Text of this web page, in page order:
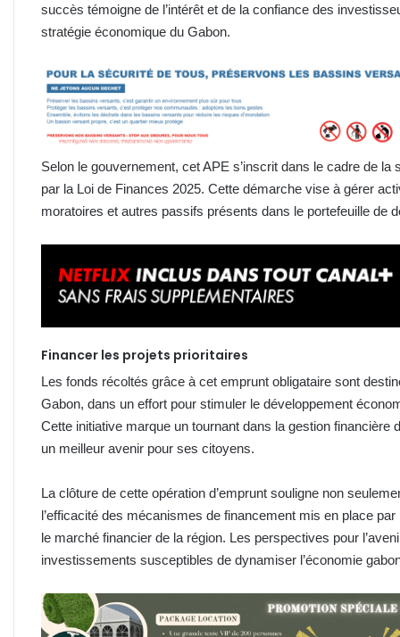
succès témoigne de l’intérêt et de la confiance des
stratégie économique du Gabon.
Selon le gouvernement, cet APE s’inscrit dans le cadre de la
par la Loi de Finances 2025. Cette démarche vise à gérer
moratoires et autres passifs présents dans le portefeuille de
Financer les projets prioritaires
Les fonds récoltés grâce à cet emprunt obligataire sont
Gabon, dans un effort pour stimuler le développement
Cette initiative marque un tournant dans la gestion
un meilleur avenir pour ses citoyens.
La clôture de cette opération d’emprunt souligne non
l’efficacité des mécanismes de financement mis en place
le marché financier de la région. Les perspectives pour
investissements susceptibles de dynamiser l’économie